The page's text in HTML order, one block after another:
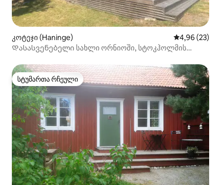
კოტეჯი (Haninge) საშუალო
4,96 (23)
Დასასვენებელი სახლი ორნიოში, სტოკჰოლმის
სტუმართა რჩეული
სტუმართა რჩეული